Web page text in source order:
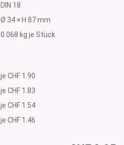
DIN 18
Ø 34 × H 87 mm
0.068 kg je Stück
je CHF 1.90
je CHF 1.83
je CHF 1.54
je CHF 1.46